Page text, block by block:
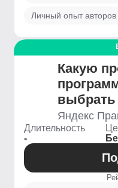
Личный опыт авторов
Какую
выбрать
Яндекс
Длительность
-